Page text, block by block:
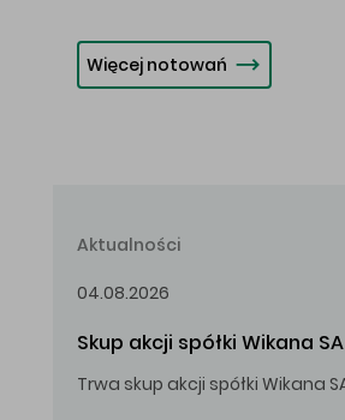
Więcej notowań
Aktualności
04.08.2026
Skup akcji spółki Wikana SA